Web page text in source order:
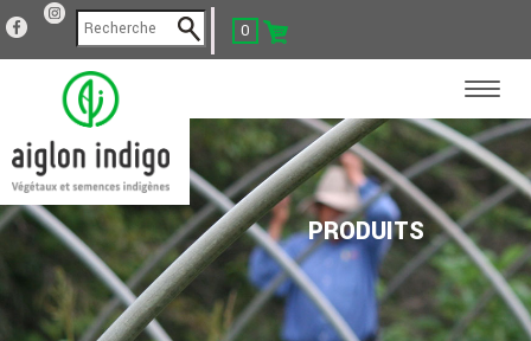
0
PRODUITS